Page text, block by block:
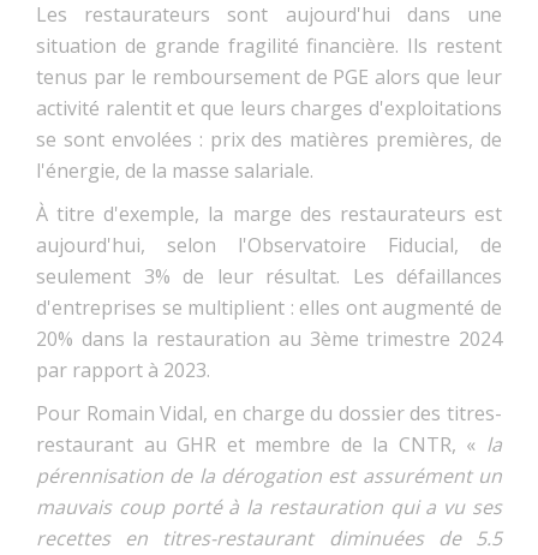
Les restaurateurs sont aujourd'hui dans une
situation de grande fragilité financière. Ils restent
tenus par le remboursement de PGE alors que leur
activité ralentit et que leurs charges d'exploitations
se sont envolées : prix des matières premières, de
l'énergie, de la masse salariale.
À titre d'exemple, la marge des restaurateurs est
aujourd'hui, selon l'Observatoire Fiducial, de
seulement 3% de leur résultat. Les défaillances
d'entreprises se multiplient : elles ont augmenté de
20% dans la restauration au 3ème trimestre 2024
par rapport à 2023.
Pour Romain Vidal, en charge du dossier des titres-
restaurant au GHR et membre de la CNTR, « la
pérennisation de la dérogation est assurément un
mauvais coup porté à la restauration qui a vu ses
recettes en titres-restaurant diminuées de 5.5